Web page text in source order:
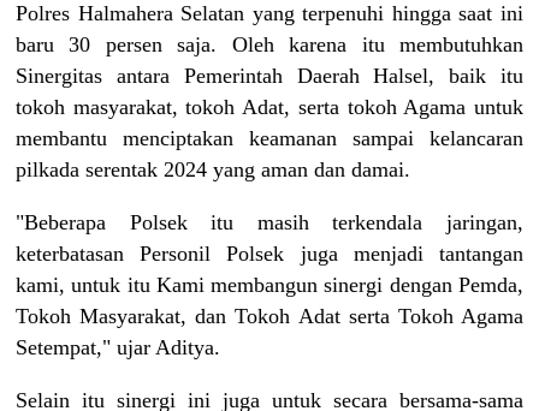
Polres Halmahera Selatan yang terpenuhi hingga saat ini
baru 30 persen saja. Oleh karena itu membutuhkan
Sinergitas antara Pemerintah Daerah Halsel, baik itu
tokoh masyarakat, tokoh Adat, serta tokoh Agama untuk
membantu menciptakan keamanan sampai kelancaran
pilkada serentak 2024 yang aman dan damai.
"Beberapa Polsek itu masih terkendala jaringan,
keterbatasan Personil Polsek juga menjadi tantangan
kami, untuk itu Kami membangun sinergi dengan Pemda,
Tokoh Masyarakat, dan Tokoh Adat serta Tokoh Agama
Setempat," ujar Aditya.
Selain itu sinergi ini juga untuk secara bersama-sama